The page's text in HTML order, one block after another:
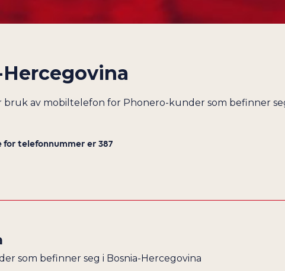
DEN DOMINIKANSKE REPUBLIKK
ECUADOR
EL SALVADOR
ETIOPIA
FIJI
av mobiltelefon for Phonero-kunder som befinner
for telefonnummer er 387
som befinner seg i Bosnia-Hercegovina